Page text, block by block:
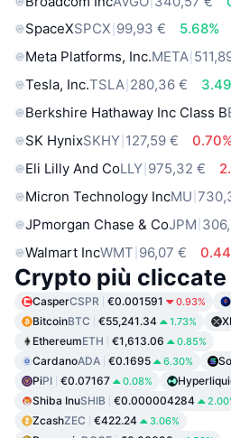
SpaceXSPCX 99,93 €
5.68%
Meta Platforms, Inc.META
Tesla, Inc.TSLA 280,36 €
Berkshire Hathaway Inc Class B
SK HynixSKHY 127,59 €
Eli Lilly And CoLLY 975,32 €
Micron Technology IncMU
JPmorgan Chase & CoJPM
Walmart IncWMT 96,07 €
Crypto più cliccate
CasperCSPR €0.001591 0.93%
BitcoinBTC €55,241.34 1.73%
EthereumETH €1,613.06 0.85%
CardanoADA €0.1695 6.30%
PiPI €0.07167 0.08%
Shiba InuSHIB €0.000004284
ZcashZEC €422.24 3.06%